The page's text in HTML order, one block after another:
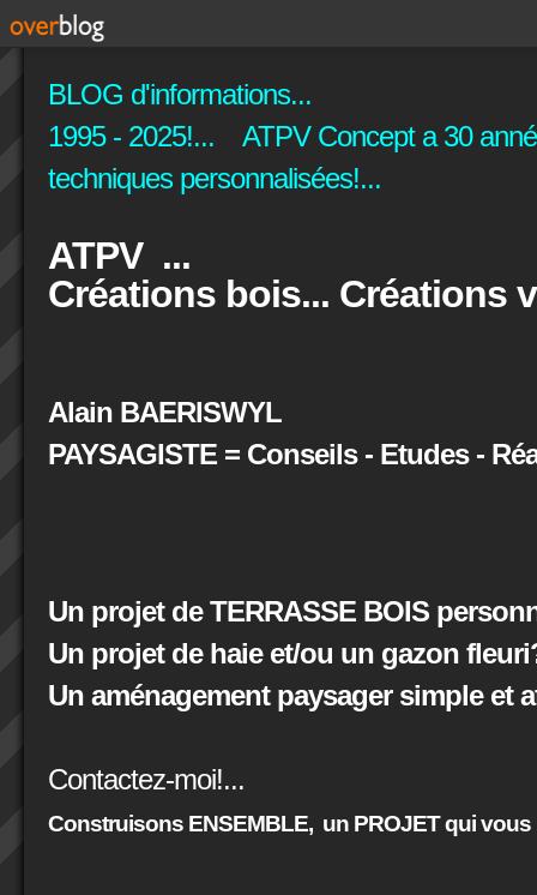
BLOG d'informations...
1995 - 2025!... ATPV Concept a 30
techniques personnalisées!...
ATPV ...
Créations bois... Créations
Alain BAERISWYL
PAYSAGISTE = Conseils - Etudes -
Un projet de TERRASSE BOIS
Un projet de haie et/ou un gazon
Un aménagement paysager simple et
Contactez-moi!...
Construisons ENSEMBLE, un PROJET qui vous